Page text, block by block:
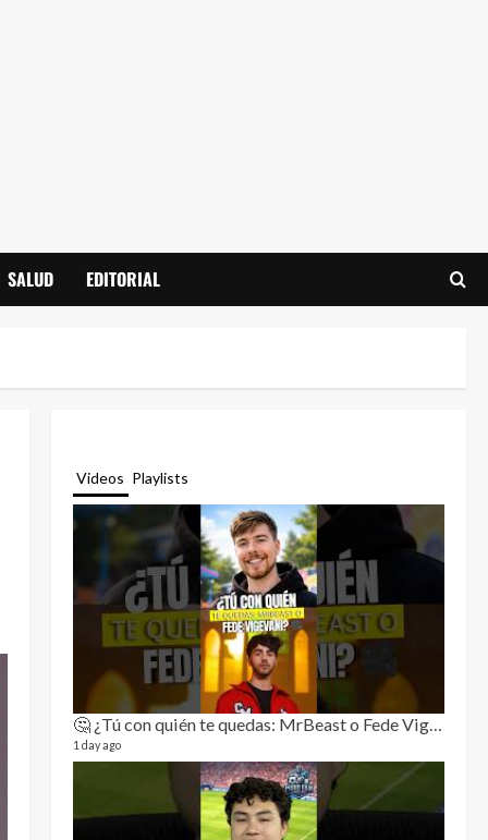
SALUD EDITORIAL
Videos Playlists
🤔 ¿Tú con quién te quedas: MrBeast o Fede Vigevani?🎥🔥
1 day ago
3